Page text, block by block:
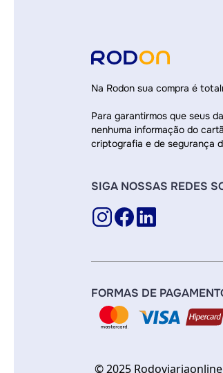
Na Rodon sua compra é
Para garantirmos que seus
nenhuma informação do
criptografia e de segurança
SIGA NOSSAS REDES
FORMAS DE
© 2025 Rodoviariaonline